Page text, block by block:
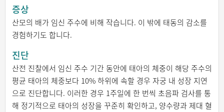
증상
산모의 배가 임신 주수에 비해 작습니다. 이 밖에 태동의 감소를
경험하기도 합니다.
진단
산전 진찰에서 임신 주수 기간 동안에 태아의 체중이 해당 주수의
평균 태아의 체중보다 10% 하위에 속할 경우 자궁 내 성장 지연
으로 진단합니다. 이러한 경우 1주일에 한 번씩 초음파 검사를 통
해 정기적으로 태아의 성장을 꾸준히 확인하고, 양수량과 제대 혈